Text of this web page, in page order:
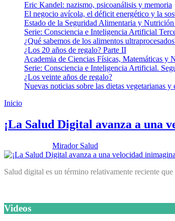
Eric Kandel: nazismo, psicoanálisis y memoria
El negocio avícola, el déficit energético y la
Estado de la Seguridad Alimentaria y
Serie: Consciencia e Inteligencia Artificial
¿Qué sabemos de los alimentos
¿Los 20 años de regalo? Parte II
Academia de Ciencias Físicas, Matemáticas
Serie: Consciencia e Inteligencia Artificial.
¿Los veinte años de regalo?
Nuevas noticias sobre las dietas vegetarianas y
Inicio
¡La Salud Digital avanza a una
Mirador Salud
Salud digital es un término relativamente reciente
Videos